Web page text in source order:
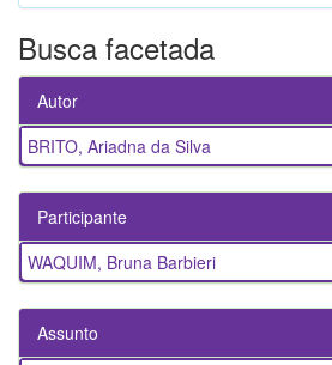
Busca facetada
Autor
BRITO, Ariadna da Silva
Participante
WAQUIM, Bruna Barbieri
Assunto